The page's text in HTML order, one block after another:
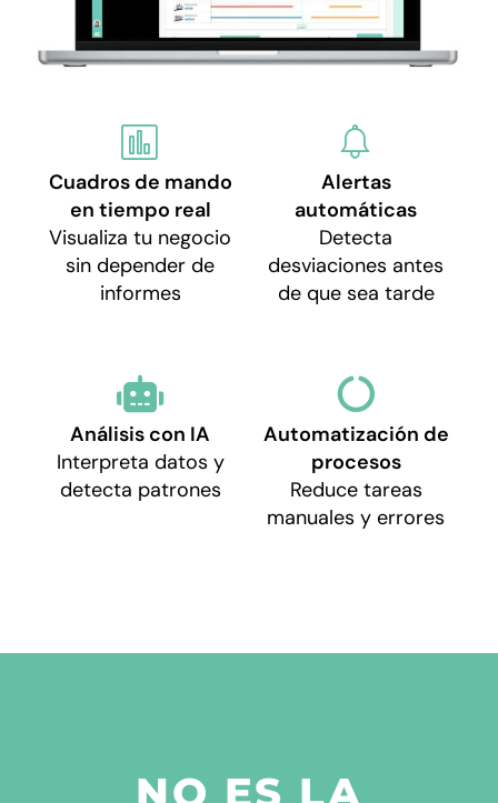
Cuadros de mando
en tiempo real
Visualiza tu negocio
sin depender de
informes
Alertas
automáticas
Detecta
desviaciones antes
de que sea tarde
Análisis con IA
Interpreta datos y
detecta patrones
Automatización de
procesos
Reduce tareas
manuales y errores
NO ES LA